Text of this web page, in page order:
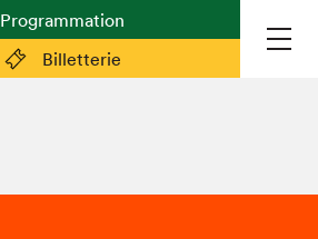
Billetterie
Programmation